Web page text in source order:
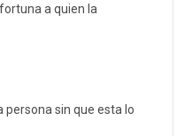
a quien la
persona sin que esta lo